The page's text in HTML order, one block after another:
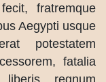
fratremque
Aegypti usque
potestatem
fatalia
regnum